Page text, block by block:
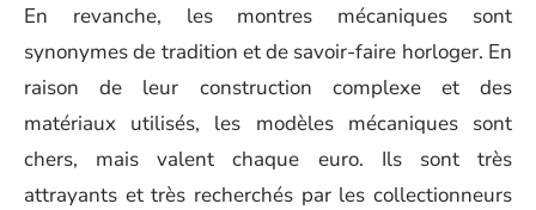
En revanche, les montres mécaniques sont
synonymes de tradition et de savoir-faire horloger. En
raison de leur construction complexe et des
matériaux utilisés, les modèles mécaniques sont
chers, mais valent chaque euro. Ils sont très
attrayants et très recherchés par les collectionneurs